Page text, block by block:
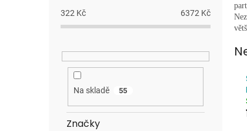
322 Kč 6372 Kč
Na skladě 55
Značky